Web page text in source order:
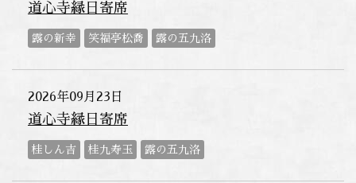
道心寺縁日寄席
露の新幸 笑福亭松喬 露の五九洛
2026年09月23日
道心寺縁日寄席
桂しん吉 桂九寿玉 露の五九洛